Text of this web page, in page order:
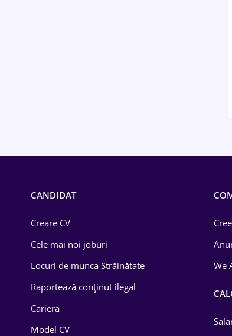
CANDIDAT
Creare CV
Cele mai noi joburi
Locuri de munca Străinătate
Raportează conținut ilegal
Cariera
Model CV
We